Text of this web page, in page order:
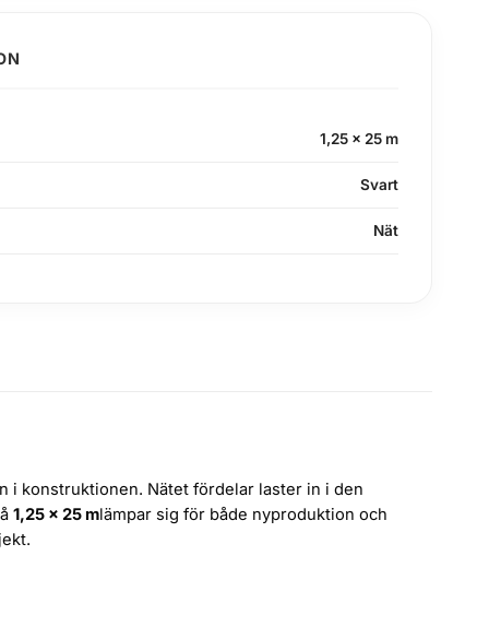
1,25 × 25 m
Svart
Nät
i konstruktionen. Nätet fördelar laster in i den
1,25 × 25 mlämpar sig för både nyproduktion och